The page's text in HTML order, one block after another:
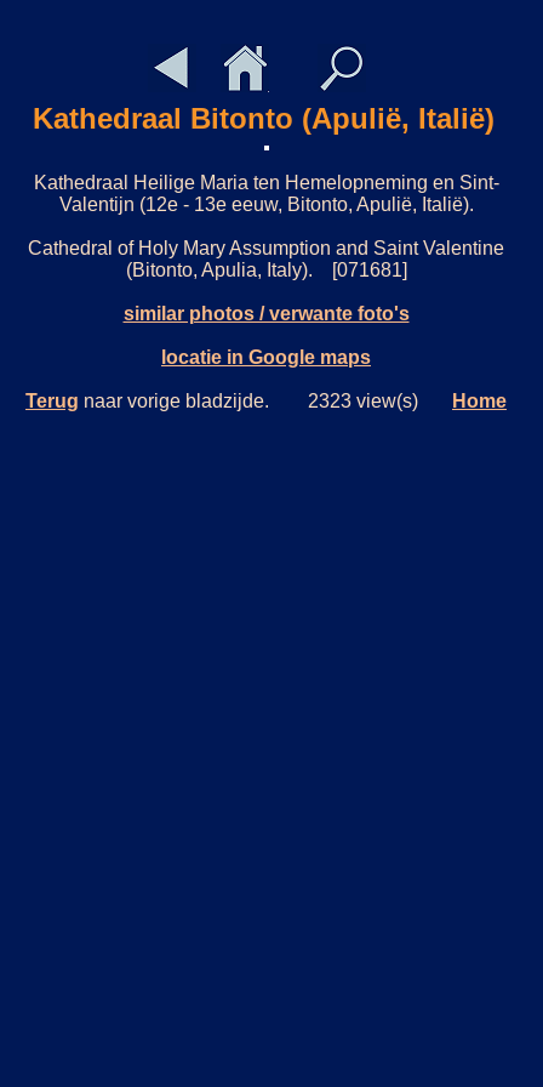
Kathedraal Bitonto (Apulië, Italië)
Kathedraal Heilige Maria ten Hemelopneming en Sint-
Valentijn (12e - 13e eeuw, Bitonto, Apulië, Italië).
Cathedral of Holy Mary Assumption and Saint Valentine
(Bitonto, Apulia, Italy). [071681]
similar photos / verwante foto's
locatie in Google maps
Terug naar vorige bladzijde. 2323 view(s) Home